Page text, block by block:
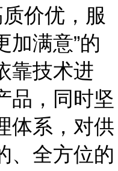
价优，服
加满意”的
靠技术进
品，同时坚
体系，对供
、全方位的